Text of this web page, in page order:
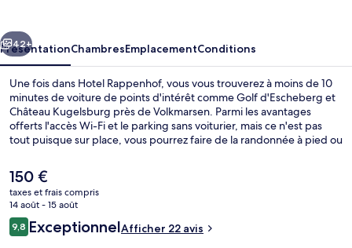
Suivant
42+
PrésentationChambresEmplacementConditions
Une fois dans Hotel Rappenhof, vous vous trouverez à moins de 10
minutes de voiture de points d'intérêt comme Golf d'Escheberg et
Château Kugelsburg près de Volkmarsen. Parmi les avantages
offerts l'accès Wi-Fi et le parking sans voiturier, mais ce n'est pas
tout puisque sur place, vous pourrez faire de la randonnée à pied ou
Parmi les autres petits avantages de cet hébergement figurent une
terrasse et un jardin.
Le
prix
actuel
est
de
150 €
taxes et frais compris
14 août - 15 août
Avis
voyageurs
9,89,8 sur 10
ExceptionnelAfficher 22 avis